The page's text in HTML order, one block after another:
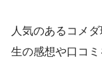
人気のあるコメ
生の感想や口コミ